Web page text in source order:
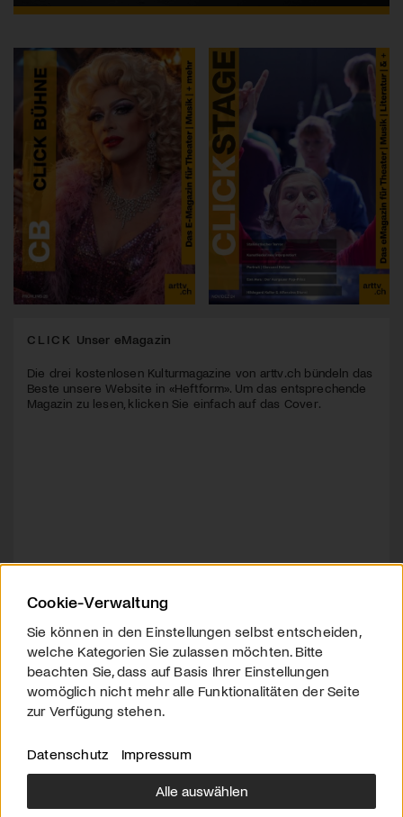
CLICK Unser eMagazin
Die drei kostenlosen Kulturmagazine von arttv.ch bündeln das
Beste unsere Website in «Heftform». Um das entsprechende
Magazin zu lesen, klicken Sie einfach auf das Cover.
Cookie-Verwaltung
Sie können in den Einstellungen selbst entscheiden,
welche Kategorien Sie zulassen möchten. Bitte
beachten Sie, dass auf Basis Ihrer Einstellungen
womöglich nicht mehr alle Funktionalitäten der Seite
zur Verfügung stehen.
Datenschutz Impressum
Alle auswählen